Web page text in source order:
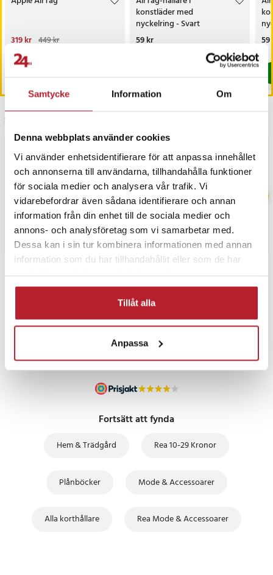
Samtycke Information Om
Denna webbplats använder cookies
Vi använder enhetsidentifierare för att anpassa innehållet
och annonserna till användarna, tillhandahålla funktioner
för sociala medier och analysera vår trafik. Vi
vidarebefordrar även sådana identifierare och annan
information från din enhet till de sociala medier och
annons- och analysföretag som vi samarbetar med.
Dessa kan i sin tur kombinera informationen med annan
information som du har tillhandahållit eller som de har
Tillåt alla
Anpassa
Nuvarande pris:
319 kr 449 kr
I lager, levereras inom 1-2 vardagar
konstläder med
nyckelring - Svart
Pris:59 kr
59 kr
I lager, levereras inom 1-2 vardagar
59
Senast besökta
UTFÖRSÄLJNING
Fortsätt att fynda
Hem & Trädgård Rea 10-29 Kronor
Plånböcker Mode & Accessoarer
Alla korthållare Rea Mode & Accessoarer